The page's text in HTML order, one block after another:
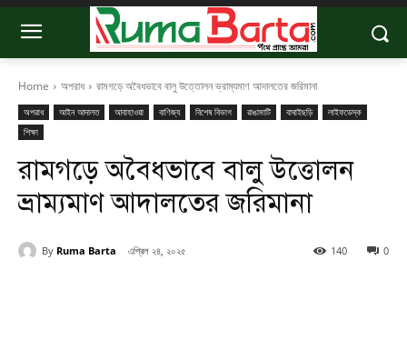
Home অপরাধ রামগড়ে অবৈধভাবে বালু উত্তোলন ভ্রাম্যমাণ আদালতের জরিমানা
অপরাধ আইন আদালত আবাহাওয়া বাণিজ্য বিশেষ বিভাগ রাঙামাটি বাঘাইছড়ি
লাইফডেস্ক
শিক্ষা
রামগড়ে অবৈধভাবে বালু উত্তোলন
ভ্রাম্যমাণ আদালতের জরিমানা
By Ruma Barta এপ্রিল ২৪, ২০২৫ 0
140